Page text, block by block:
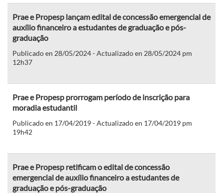
Prae e Propesp lançam edital de concessão emergencial de
auxílio financeiro a estudantes de graduação e pós-
graduação
Publicado en 28/05/2024 - Actualizado en 28/05/2024 pm
12h37
Prae e Propesp prorrogam período de inscrição para
moradia estudantil
Publicado en 17/04/2019 - Actualizado en 17/04/2019 pm
19h42
Prae e Propesp retificam o edital de concessão
emergencial de auxílio financeiro a estudantes de
graduação e pós-graduação